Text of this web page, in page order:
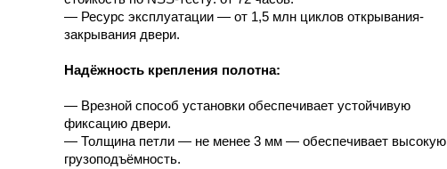
— Ресурс эксплуатации — от 1,5 млн циклов открывания-
закрывания двери.
Надёжность крепления полотна:
— Врезной способ установки обеспечивает устойчивую
фиксацию двери.
— Толщина петли — не менее 3 мм — обеспечивает высокую
грузоподъёмность.